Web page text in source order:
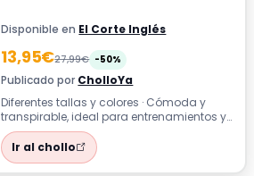
Disponible en El Corte Inglés
13,95€27,99€ -50%
Publicado por CholloYa
Diferentes tallas y colores · Cómoda y
transpirable, ideal para entrenamientos y
uso diario. Diseño clásico en azul, ...
Ir al chollo